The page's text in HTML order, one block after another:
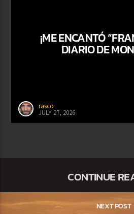
¡ME ENCANTÓ
DIARIO DE
rasco
JULY 27, 2026
CONTINUE
NEXT POST